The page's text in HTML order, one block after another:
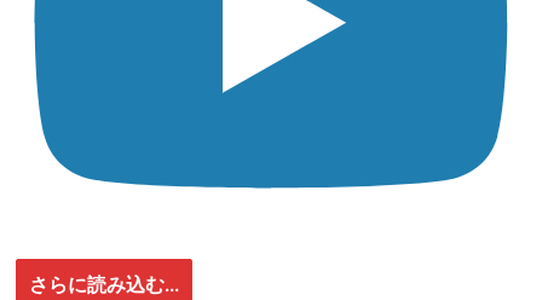
さらに読み込む...